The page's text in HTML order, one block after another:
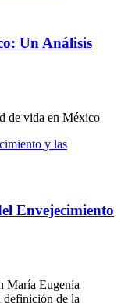
Un Análisis
de vida en México
y las
Envejecimiento
María Eugenia
definición de la